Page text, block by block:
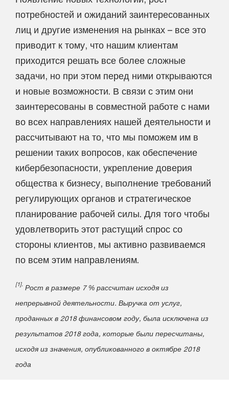
потребностей и ожиданий заинтересованных
лиц и другие изменения на рынках – все это
приводит к тому, что нашим клиентам
приходится решать все более сложные
задачи, но при этом перед ними открываются
и новые возможности. В связи с этим они
заинтересованы в совместной работе с нами
во всех направлениях нашей деятельности и
рассчитывают на то, что мы поможем им в
решении таких вопросов, как обеспечение
кибербезопасности, укрепление доверия
общества к бизнесу, выполнение требований
регулирующих органов и стратегическое
планирование рабочей силы. Для того чтобы
удовлетворить этот растущий спрос со
стороны клиентов, мы активно развиваемся
по всем этим направлениям.
[1]. Рост в размере 7 % рассчитан исходя из
непрерывной деятельности. Выручка от услуг,
проданных в 2018 финансовом году, была исключена из
результатов 2018 года, которые были пересчитаны,
исходя из значения, опубликованного в октябре 2018
года